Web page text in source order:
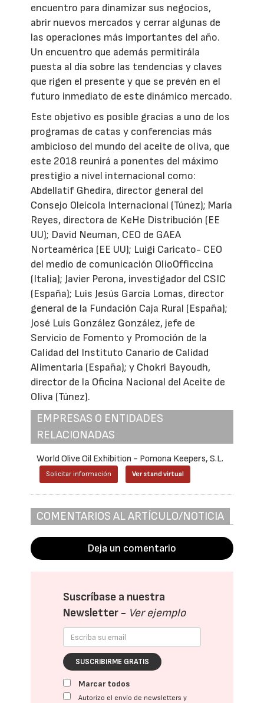
encuentro para dinamizar sus negocios,
abrir nuevos mercados y cerrar algunas de
las operaciones más importantes del año.
Un encuentro que además permitirála
puesta al día sobre las tendencias y claves
que rigen el presente y que se prevén en el
futuro inmediato de este dinámico mercado.
Este objetivo es posible gracias a uno de los
programas de catas y conferencias más
ambicioso del mundo del aceite de oliva, que
este 2018 reunirá a ponentes del máximo
prestigio a nivel internacional como:
Abdellatif Ghedira, director general del
Consejo Oleícola Internacional (Túnez); María
Reyes, directora de KeHe Distribución (EE
UU); David Neuman, CEO de GAEA
Norteamérica (EE UU); Luigi Caricato- CEO
del medio de comunicación OlioOfficcina
(Italia); Javier Perona, investigador del CSIC
(España); Luis Jesús García Lomas, director
general de la Fundación Caja Rural (España);
José Luis González González, jefe de
Servicio de Fomento y Promoción de la
Calidad del Instituto Canario de Calidad
Alimentaria (España); y Chokri Bayoudh,
director de la Oficina Nacional del Aceite de
OIiva (Túnez).
EMPRESAS O ENTIDADES
RELACIONADAS
World Olive Oil Exhibition - Pomona Keepers, S.L.
Solicitar información Ver stand virtual
COMENTARIOS AL ARTÍCULO/NOTICIA
Deja un comentario
Suscríbase a nuestra
Newsletter - Ver ejemplo
SUSCRIBIRME GRATIS
Marcar todos
Autorizo el envío de newsletters y